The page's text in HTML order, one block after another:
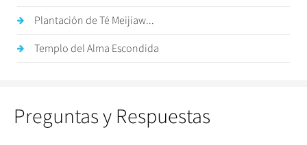
Plantación de Té Meijiaw...
Templo del Alma Escondida
Preguntas y Respuestas